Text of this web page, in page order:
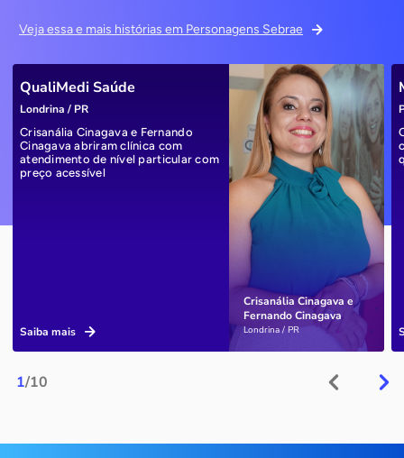
Veja essa e mais histórias em Personagens Sebrae
1/10
Crisanália Cinagava e
Fernando Cinagava
Londrina / PR
QualiMedi Saúde
Londrina / PR
Crisanália Cinagava e Fernando
Cinagava abriram clínica com
atendimento de nível particular com
preço acessível
Saiba mais